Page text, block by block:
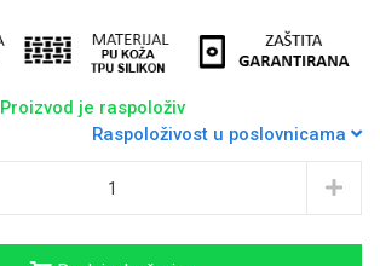
Proizvod je raspoloživ
Raspoloživost u poslovnicama
Takeoff